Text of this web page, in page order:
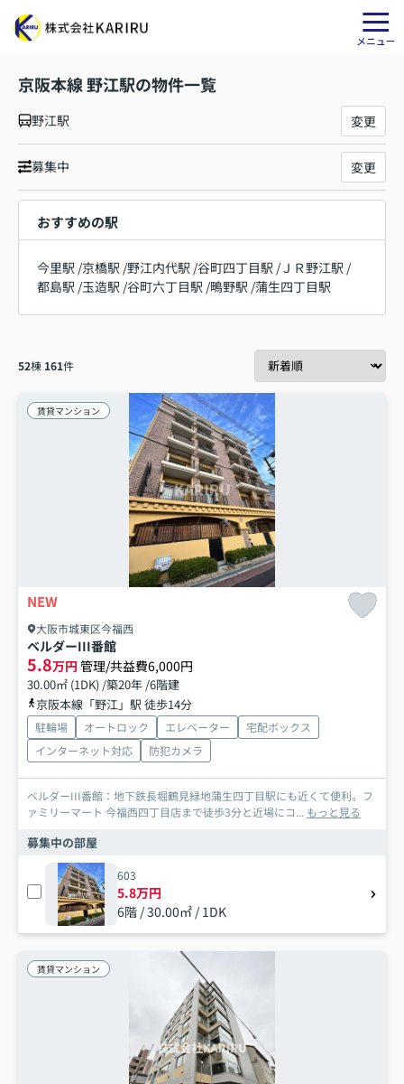
京阪本線 野江駅の物件一覧
野江駅 変更
募集中 変更
おすすめの駅
今里駅 /京橋駅 /野江内代駅 /谷町四丁目駅 /ＪＲ野江駅 /
都島駅 /玉造駅 /谷町六丁目駅 /鴫野駅 /蒲生四丁目駅
52棟 161件
賃貸マンション
NEW
大阪市城東区今福西
ベルダーIII番館
5.8万円 管理/共益費6,000円
30.00㎡ (1DK) /築20年 /6階建
京阪本線「野江」駅 徒歩14分
駐輪場 オートロック エレベーター
宅配ボックス
インターネット対応
防犯カメラ
ベルダーIII番館：地下鉄長堀鶴見緑地蒲生四丁目駅にも近くて便利。フ
ァミリーマート 今福西四丁目店まで徒歩3分と近場にコ... もっと見る
募集中の部屋
603
5.8万円
6階 / 30.00㎡ / 1DK
賃貸マンション